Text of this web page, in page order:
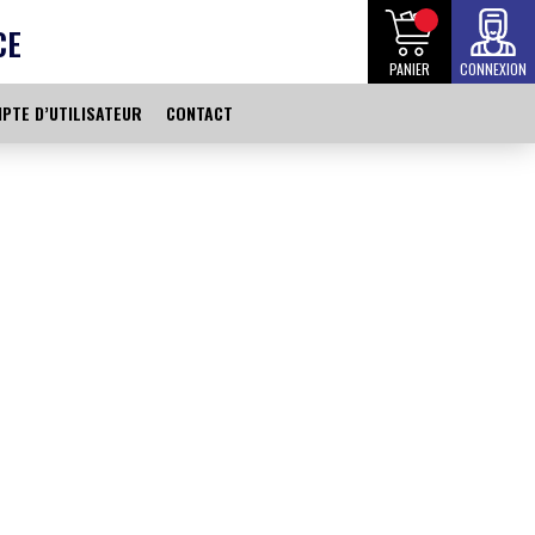
PANIER CONNEXION
D’UTILISATEUR CONTACT